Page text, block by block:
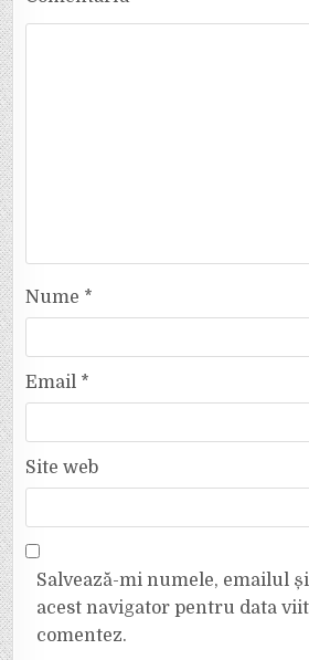
Nume *
Email *
Site web
Salvează-mi numele, emailul
acest navigator pentru data
comentez.